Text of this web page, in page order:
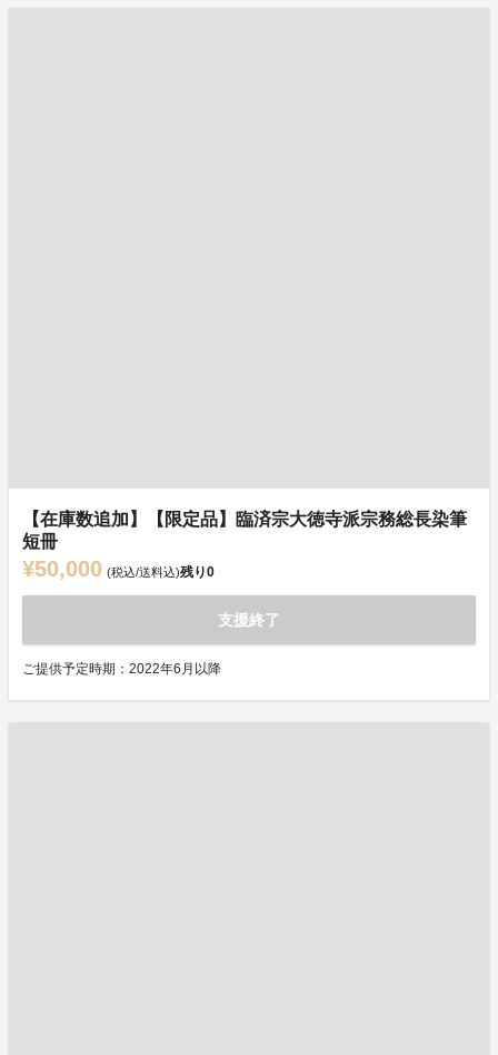
【在庫数追加】【限定品】臨済宗大徳寺派宗務総長染筆
短冊
¥50,000 (税込/送料込)残り0
支援終了
ご提供予定時期：2022年6月以降